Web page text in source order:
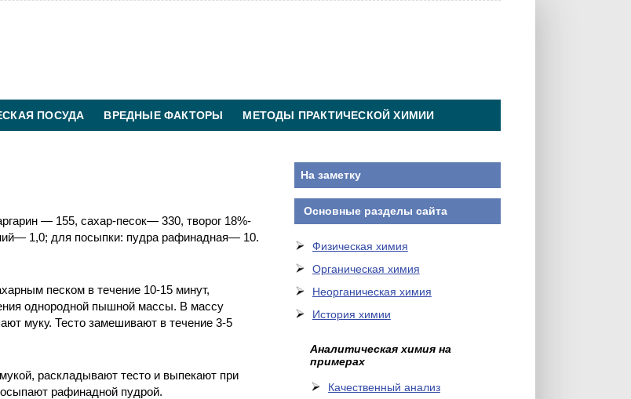
ПОСУДА ВРЕДНЫЕ ФАКТОРЫ МЕТОДЫ ПРАКТИЧЕСКОЙ ХИМИИ
— 155, сахар-песок— 330, творог 18%-
1,0; для посыпки: пудра рафинадная— 10.
песком в течение 10-15 минут,
однородной пышной массы. В массу
муку. Тесто замешивают в течение 3-5
раскладывают тесто и выпекают при
рафинадной пудрой.
На заметку
Основные разделы сайта
Физическая химия
Органическая химия
Неорганическая химия
История химии
Аналитическая химия на
примерах
Качественный анализ